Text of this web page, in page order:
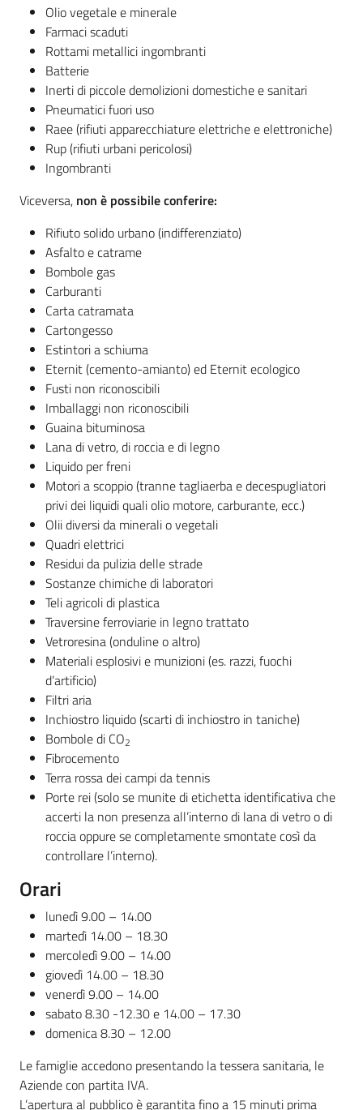
e
Tutti
gli
argomenti...
Menu selezionato
Seguici
su
Olio vegetale e minerale
Farmaci scaduti
Rottami metallici ingombranti
Batterie
Inerti di piccole demolizioni domestiche e sanitari
Pneumatici fuori uso
Raee (rifiuti apparecchiature elettriche e elettroniche)
Rup (rifiuti urbani pericolosi)
Ingombranti
Viceversa, non è possibile conferire:
Rifiuto solido urbano (indifferenziato)
Asfalto e catrame
Bombole gas
Carburanti
Carta catramata
Cartongesso
Estintori a schiuma
Eternit (cemento-amianto) ed Eternit ecologico
Fusti non riconoscibili
Imballaggi non riconoscibili
Guaina bituminosa
Lana di vetro, di roccia e di legno
Liquido per freni
Motori a scoppio (tranne tagliaerba e decespugliatori
privi dei liquidi quali olio motore, carburante, ecc.)
Olii diversi da minerali o vegetali
Quadri elettrici
Residui da pulizia delle strade
Sostanze chimiche di laboratori
Teli agricoli di plastica
Traversine ferroviarie in legno trattato
Vetroresina (onduline o altro)
Materiali esplosivi e munizioni (es. razzi, fuochi
d’artificio)
Filtri aria
Inchiostro liquido (scarti di inchiostro in taniche)
Bombole di CO2
Fibrocemento
Terra rossa dei campi da tennis
Porte rei (solo se munite di etichetta identificativa che
accerti la non presenza all’interno di lana di vetro o di
roccia oppure se completamente smontate così da
controllare l’interno).
Orari
lunedì 9.00 – 14.00
martedì 14.00 – 18.30
mercoledì 9.00 – 14.00
giovedì 14.00 – 18.30
venerdì 9.00 – 14.00
sabato 8.30 -12.30 e 14.00 – 17.30
domenica 8.30 – 12.00
Le famiglie accedono presentando la tessera sanitaria, le
Aziende con partita IVA.
L’apertura al pubblico è garantita fino a 15 minuti prima